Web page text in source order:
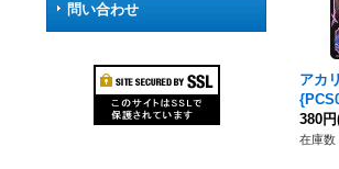
問い合わせ
アカ
380円
在庫数